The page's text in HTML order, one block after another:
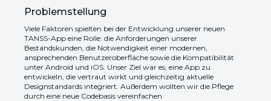
Problemstellung
Viele Faktoren spielten bei der Entwicklung unserer neuen
TANSS-App eine Rolle: die Anforderungen unserer
Bestandskunden, die Notwendigkeit einer modernen,
ansprechenden Benutzeroberfläche sowie die Kompatibilität
unter Android und iOS. Unser Ziel war es, eine App zu
entwickeln, die vertraut wirkt und gleichzeitig aktuelle
Designstandards integriert. Außerdem wollten wir die Pflege
durch eine neue Codebasis vereinfachen.